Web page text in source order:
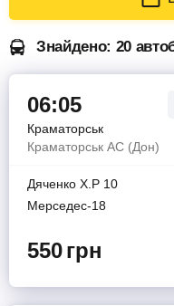
Знайдено: 20
06:05
Краматорськ
Краматорськ АС (Дон)
Дяченко Х.Р 10
Мерседес-18
550грн